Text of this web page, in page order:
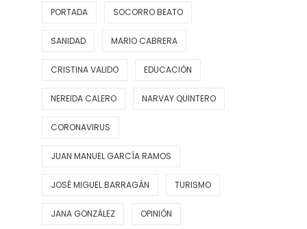
PORTADA SOCORRO BEATO
SANIDAD MARIO CABRERA
CRISTINA VALIDO EDUCACIÓN
NEREIDA CALERO NARVAY QUINTERO
CORONAVIRUS
JUAN MANUEL GARCÍA RAMOS
JOSÉ MIGUEL BARRAGÁN TURISMO
JANA GONZÁLEZ OPINIÓN